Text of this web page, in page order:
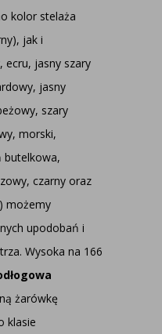
kolor stelaża
jak i
ecru, jasny szary
jasny
szary
morski,
butelkowa,
czarny oraz
możemy
upodobań i
Wysoka na 166
żarówkę
klasie